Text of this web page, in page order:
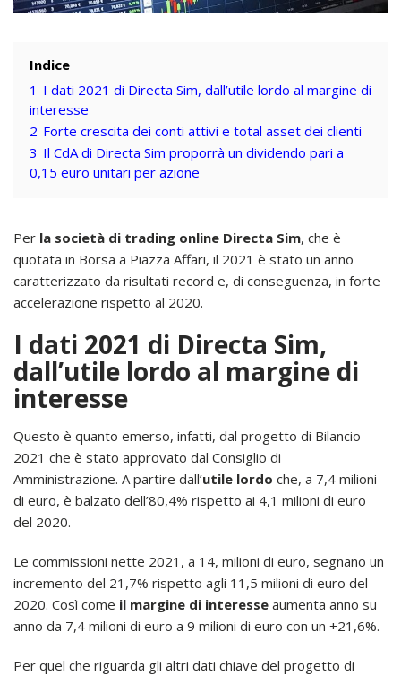
Indice
1 I dati 2021 di Directa Sim, dall’utile lordo al margine di
interesse
2 Forte crescita dei conti attivi e total asset dei clienti
3 Il CdA di Directa Sim proporrà un dividendo pari a
0,15 euro unitari per azione
Per la società di trading online Directa Sim, che è
quotata in Borsa a Piazza Affari, il 2021 è stato un anno
caratterizzato da risultati record e, di conseguenza, in forte
accelerazione rispetto al 2020.
I dati 2021 di Directa Sim,
dall’utile lordo al margine di
interesse
Questo è quanto emerso, infatti, dal progetto di Bilancio
2021 che è stato approvato dal Consiglio di
Amministrazione. A partire dall’utile lordo che, a 7,4 milioni
di euro, è balzato dell’80,4% rispetto ai 4,1 milioni di euro
del 2020.
Le commissioni nette 2021, a 14, milioni di euro, segnano un
incremento del 21,7% rispetto agli 11,5 milioni di euro del
2020. Così come il margine di interesse aumenta anno su
anno da 7,4 milioni di euro a 9 milioni di euro con un +21,6%.
Per quel che riguarda gli altri dati chiave del progetto di